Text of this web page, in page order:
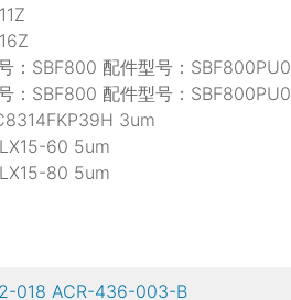
：SBF800 配件型号：
：SBF800 配件型号：
3um
60 5um
80 5um
018 ACR-436-003-B